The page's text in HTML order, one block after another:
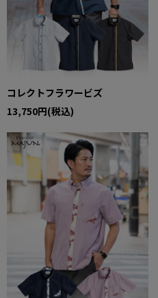
コレクトフラワービズ
13,750円(税込)